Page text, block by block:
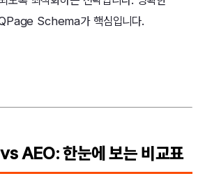
Schema가 핵심입니다.
AEO: 한눈에 보는 비교표